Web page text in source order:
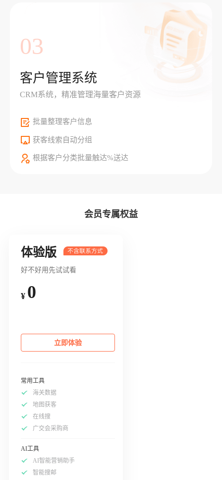
03
客户管理系统
CRM系统，精准管理海量客户资源
批量整理客户信息
获客线索自动分组
根据客户分类批量触达%送达
会员专属权益
体验版
好不好用先试试看
¥ 0
立即体验
常用工具
海关数据
地图获客
在线搜
广交会采购商
AI工具
AI智能营销助手
智能搜邮